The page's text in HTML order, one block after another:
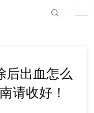
后出血怎么
请收好！